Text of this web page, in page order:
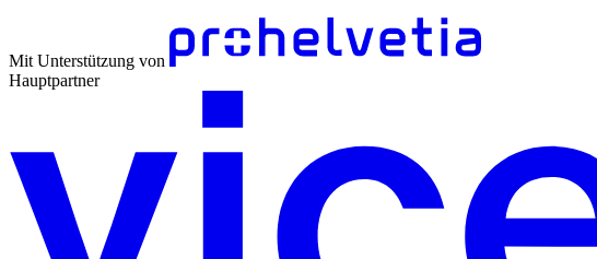
Mit Unterstützung von
Hauptpartner